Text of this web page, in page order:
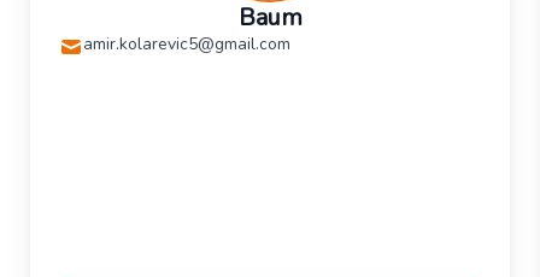
Baum
amir.kolarevic5@gmail.com